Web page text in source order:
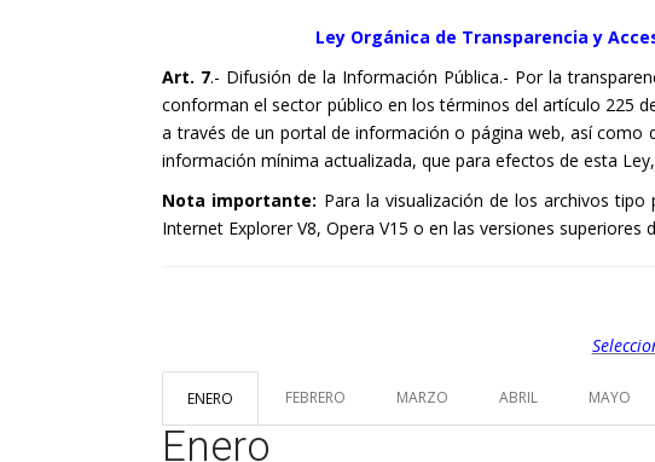
Ley Orgánica de Transparencia y
Art. 7.- Difusión de la Información Pública.- Por la
conforman el sector público en los términos del artículo 225
a través de un portal de información o página web, así como
información mínima actualizada, que para efectos de esta
Nota importante: Para la visualización de los archivos
Internet Explorer V8, Opera V15 o en las versiones superiores
ENERO FEBRERO MARZO ABRIL MAYO
Enero